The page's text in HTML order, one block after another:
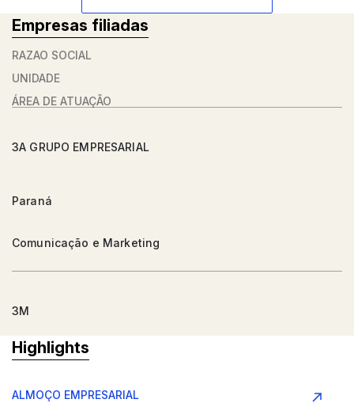
Empresas filiadas
RAZÃO SOCIAL
UNIDADE
ÁREA DE ATUAÇÃO
3A GRUPO EMPRESARIAL
Paraná
Comunicação e Marketing
3M
Argentina
Highlights
ALMOÇO EMPRESARIAL